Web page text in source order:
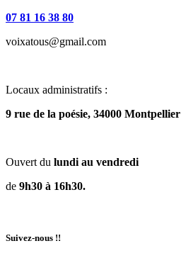
07 81 16 38 80
voixatous@gmail.com
Locaux administratifs :
9 rue de la poésie, 34000 Montpellier
Ouvert du lundi au vendredi
de 9h30 à 16h30.
Suivez-nous !!